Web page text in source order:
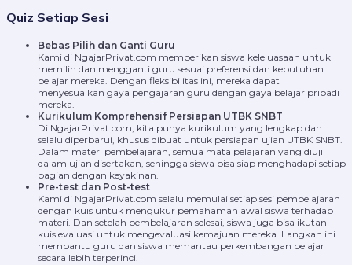
Quiz Setiap Sesi
Bebas Pilih dan Ganti Guru
Kami di NgajarPrivat.com memberikan siswa keleluasaan untuk
memilih dan mengganti guru sesuai preferensi dan kebutuhan
belajar mereka. Dengan fleksibilitas ini, mereka dapat
menyesuaikan gaya pengajaran guru dengan gaya belajar pribadi
mereka.
Kurikulum Komprehensif Persiapan UTBK SNBT
Di NgajarPrivat.com, kita punya kurikulum yang lengkap dan
selalu diperbarui, khusus dibuat untuk persiapan ujian UTBK SNBT.
Dalam materi pembelajaran, semua mata pelajaran yang diuji
dalam ujian disertakan, sehingga siswa bisa siap menghadapi setiap
bagian dengan keyakinan.
Pre-test dan Post-test
Kami di NgajarPrivat.com selalu memulai setiap sesi pembelajaran
dengan kuis untuk mengukur pemahaman awal siswa terhadap
materi. Dan setelah pembelajaran selesai, siswa juga bisa ikutan
kuis evaluasi untuk mengevaluasi kemajuan mereka. Langkah ini
membantu guru dan siswa memantau perkembangan belajar
secara lebih terperinci.